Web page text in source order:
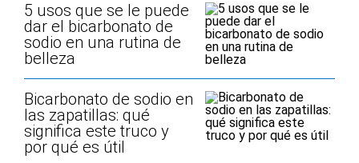
5 usos que se le puede
dar el bicarbonato de
sodio en una rutina de
belleza
Bicarbonato de sodio en
las zapatillas: qué
significa este truco y
por qué es útil